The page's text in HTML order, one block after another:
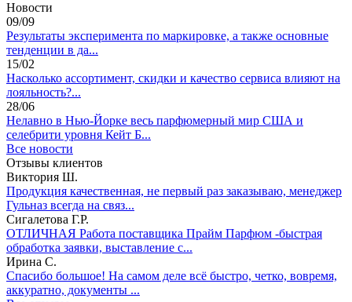
Новости
09/09
Результаты эксперимента по маркировке, а также основные
тенденции в да...
15/02
Насколько ассортимент, скидки и качество сервиса влияют на
лояльность?...
28/06
Нелавно в Нью-Йорке весь парфюмерный мир США и
селебрити уровня Кейт Б...
Все новости
Отзывы клиентов
Виктория Ш.
Продукция качественная, не первый раз заказываю, менеджер
Гульназ всегда на связ...
Сигалетова Г.Р.
ОТЛИЧНАЯ Работа поставщика Прайм Парфюм -быстрая
обработка заявки, выставление с...
Ирина С.
Спасибо большое! На самом деле всё быстро, четко, вовремя,
аккуратно, документы ...